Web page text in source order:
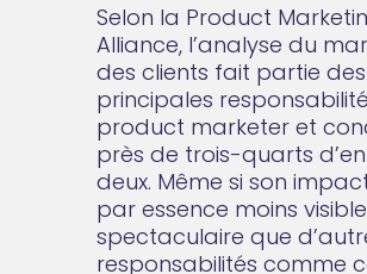
Selon la Product
Alliance, l’analyse du
des clients fait partie
principales
product marketer et
près de trois-quarts
deux. Même si son
par essence moins
spectaculaire que
responsabilités comme